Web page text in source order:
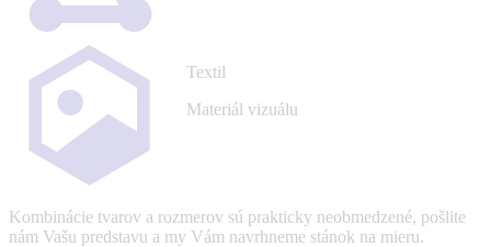
Textil
Materiál vizuálu
Kombinácie tvarov a rozmerov sú prakticky neobmedzené, pošlite
nám Vašu predstavu a my Vám navrhneme stánok na mieru.